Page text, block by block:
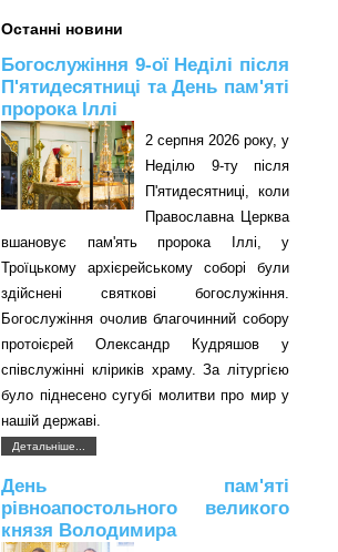
Останні новини
Богослужіння 9-ої Неділі після
П'ятидесятниці та День пам'яті
пророка Іллі
2 серпня 2026 року, у
Неділю 9-ту після
П'ятидесятниці, коли
Православна Церква
вшановує пам'ять пророка Іллі, у
Троїцькому архієрейському соборі були
здійснені святкові богослужіння.
Богослужіння очолив благочинний собору
протоієрей Олександр Кудряшов у
співслужінні кліриків храму. За літургією
було піднесено сугубі молитви про мир у
нашій державі.
Детальніше...
День пам'яті
рівноапостольного великого
князя Володимира